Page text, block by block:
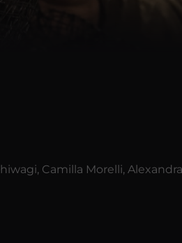
Camilla Morelli,